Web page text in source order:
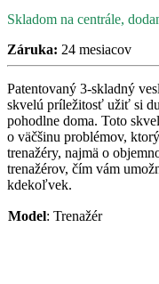
Skladom na centrále,
Záruka: 24 mesiacov
Patentovaný 3-skladný
skvelú príležitosť užiť si
pohodlne doma. Toto
o väčšinu problémov,
trenažéry, najmä o
trenažérov, čím vám
kdekoľvek.
Model: Trenažér